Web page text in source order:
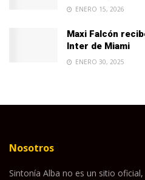
ENERO 15, 2026
Maxi Falcón
Inter de Miami
ENERO 30, 2025
Nosotros
Sintonía Alba no es un sitio